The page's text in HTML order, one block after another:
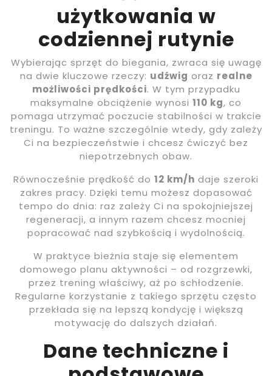
użytkowania w
codziennej rutynie
Wybierając sprzęt do biegania, zwraca się uwagę
na dwie kluczowe rzeczy: udźwig oraz realne
możliwości prędkości. W tym przypadku
maksymalne obciążenie wynosi 110 kg, co
pomaga utrzymać poczucie stabilności w trakcie
treningu. To ważne szczególnie wtedy, gdy zależy
Ci na bezpieczeństwie i chcesz ćwiczyć bez
niepotrzebnych obaw.
Równocześnie prędkość do 12 km/h daje szeroki
zakres pracy. Dzięki temu możesz dopasować
tempo do dnia: raz zależy Ci na spokojniejszej
regeneracji, a innym razem chcesz mocniej
popracować nad szybkością i wydolnością.
W praktyce bieżnia staje się elementem
domowego planu aktywności – od rozgrzewki,
przez trening właściwy, aż po schłodzenie.
Regularne korzystanie z takiego sprzętu często
przekłada się na lepszą kondycję i większą
motywację do dalszych działań.
Dane techniczne i